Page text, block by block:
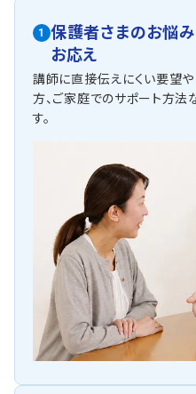
1 保護者さまのお悩み
お応え
講師に直接伝えにくい要望
方、ご家庭でのサポート方
す。